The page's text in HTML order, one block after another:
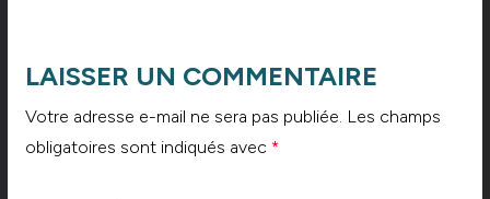
LAISSER UN COMMENTAIRE
Votre adresse e-mail ne sera pas publiée. Les champs
obligatoires sont indiqués avec *